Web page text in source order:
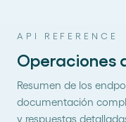
API REFERENCE
Operaciones
Resumen de los
documentación
y respuestas